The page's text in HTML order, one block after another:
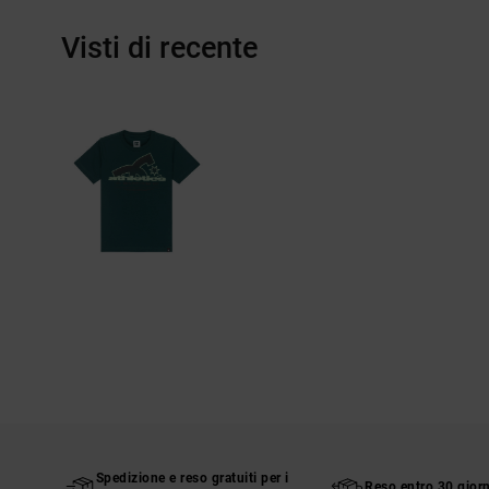
Visti di recente
Spedizione e reso gratuiti per i